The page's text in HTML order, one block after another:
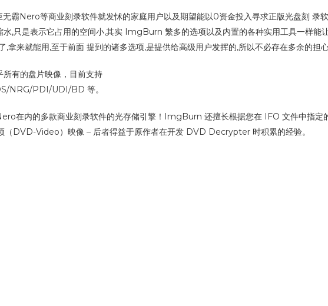
霸Nero等商业刻录软件就发怵的家庭用户以及期望能以0资金投入寻求正版光盘刻 录
,只是表示它占用的空间小,其实 ImgBurn 繁多的选项以及内置的各种实用工具一样能
拿来就能用,至于前面 提到的诸多选项,是提供给高级用户发挥的,所以不必存在多余的担
有的盘片映像，目前支持
NRG/PDI/UDI/BD 等。
在内的多款商业刻录软件的光存储引擎！ImgBurn 还擅长根据您在 IFO 文件中指定
DVD-Video）映像 – 后者得益于原作者在开发 DVD Decrypter 时积累的经验。